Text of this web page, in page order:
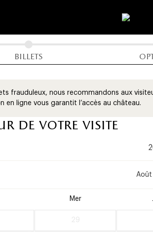
billets
frauduleux, nous recommandons aux
en ligne vous garantit l’accès au château.
de votre visite
Mer
29